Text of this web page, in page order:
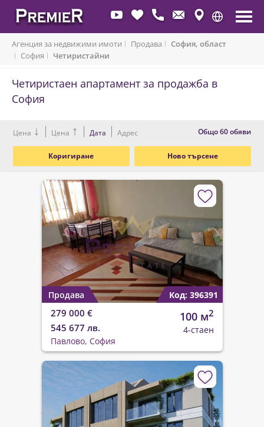
Агенция за недвижими имоти Продава
София, област
София
Четиристайни
Четиристаен апартамент за продажба в
София
Цена Цена Дата Адрес Oбщо 60 обяви
Коригиране Ново търсене
Продава Код: 396391
279 000 €
545 677 лв.
100 м2
4-стаен
Павлово, София